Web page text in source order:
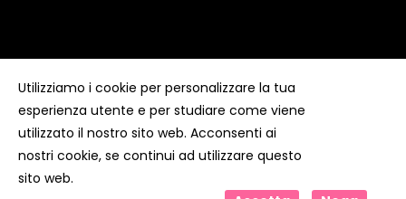
Copyright ©Kyuubi Cloud SolutionbySTUDIO
diritti riservati
Utilizziamo i cookie per personalizzare la tua
esperienza utente e per studiare come viene
utilizzato il nostro sito web. Acconsenti ai
nostri cookie, se continui ad utilizzare questo
sito web.